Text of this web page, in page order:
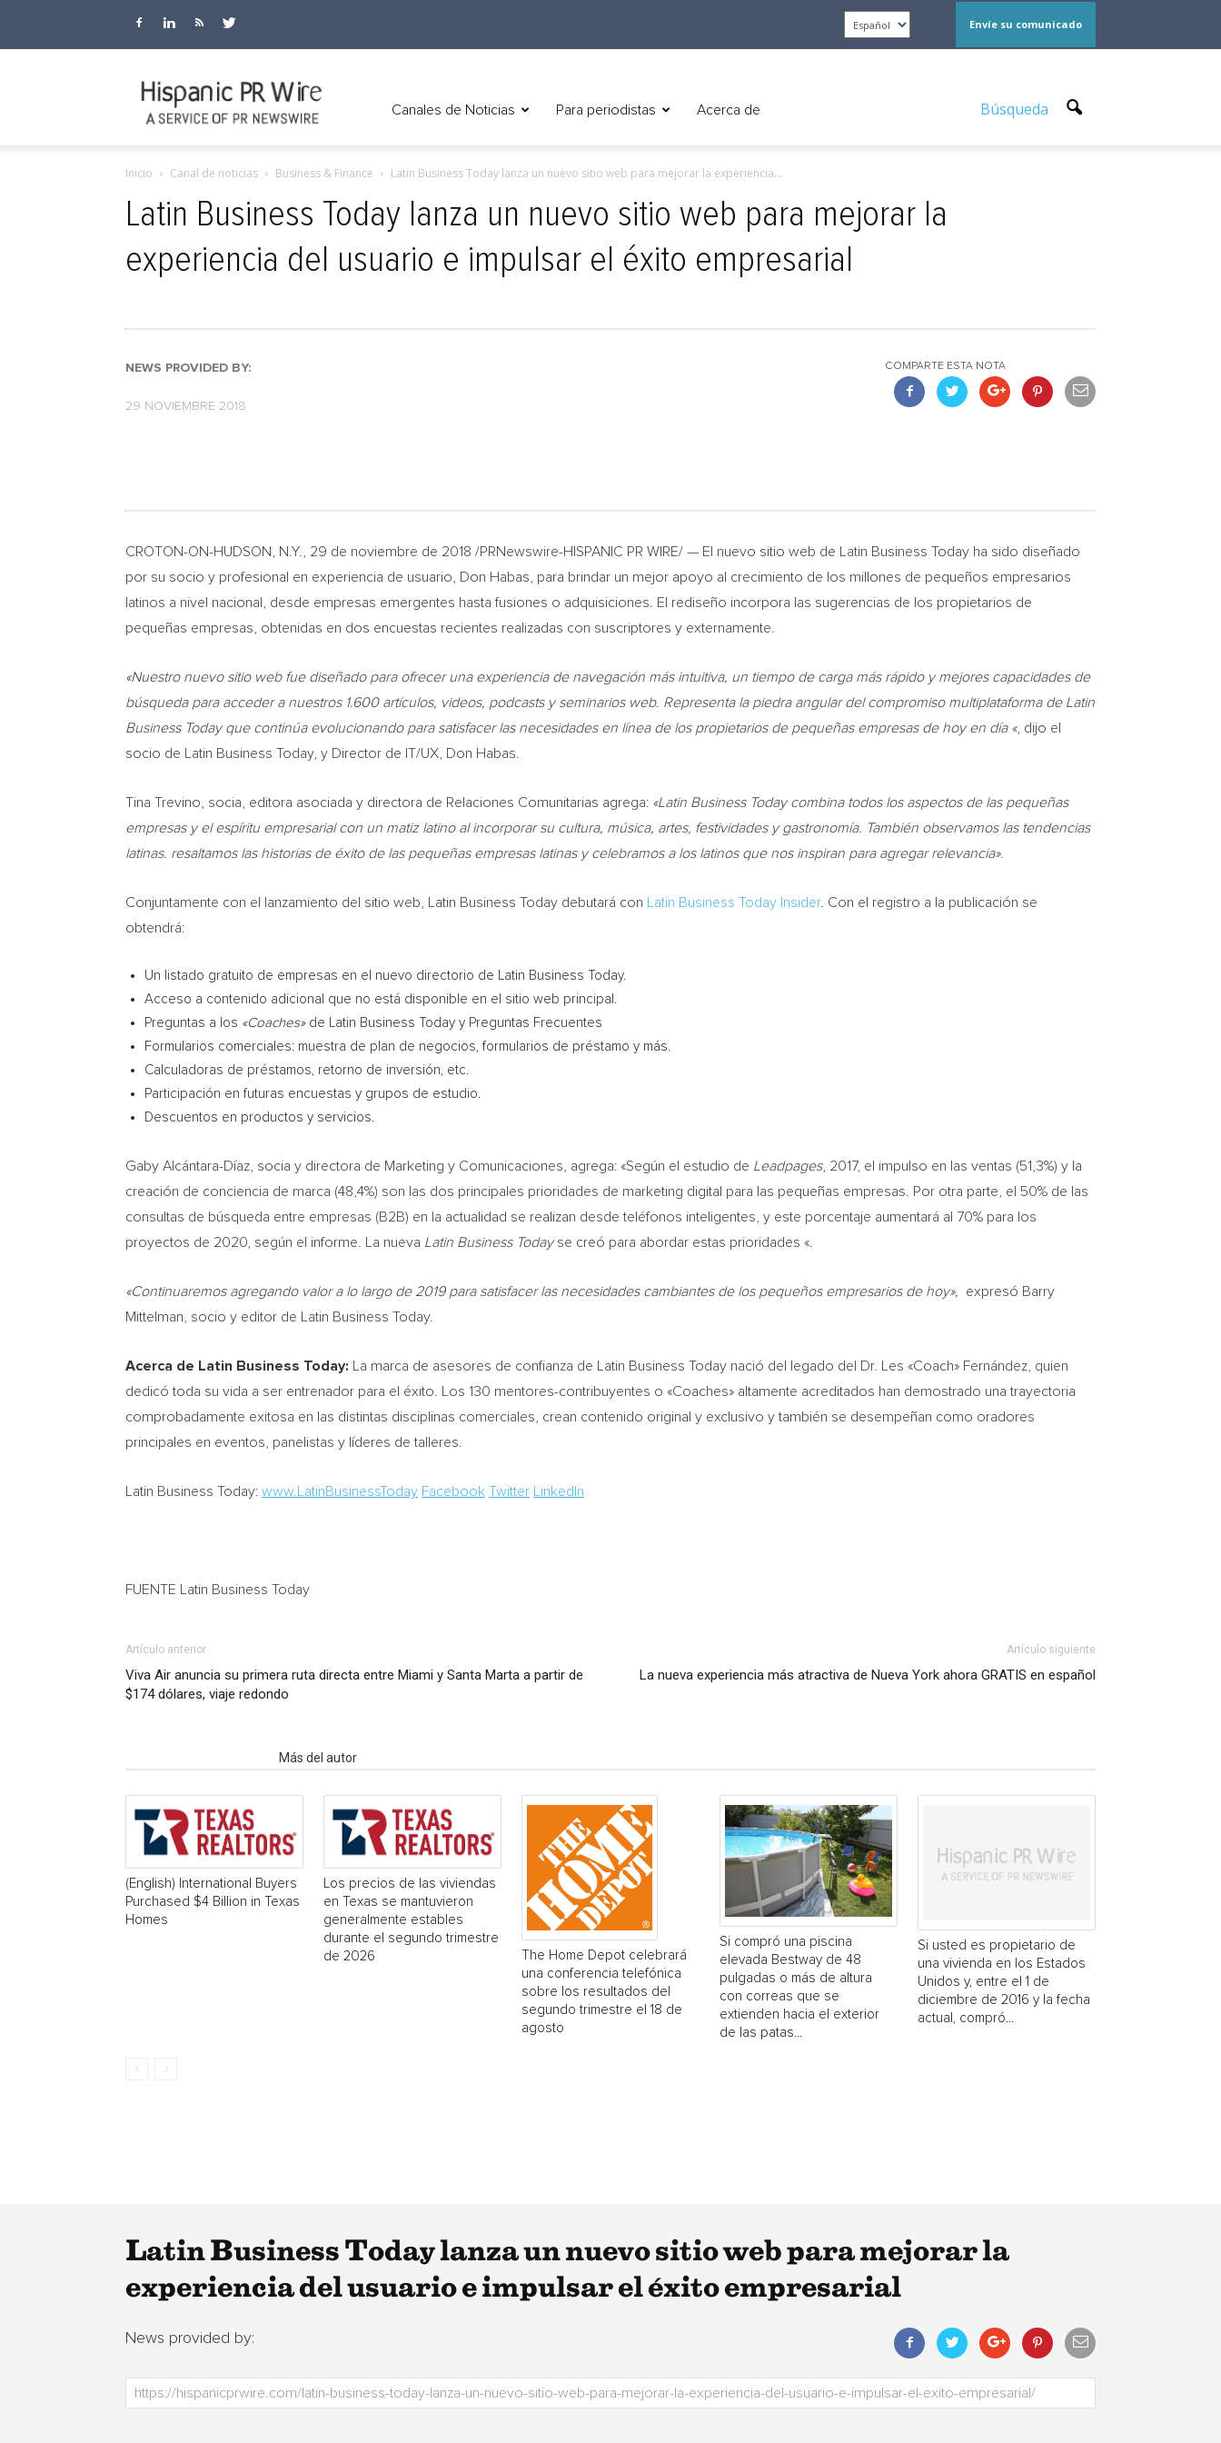
Envíe su comunicado
Canales de Noticias Para periodistas Acerca de Búsqueda
Inicio Canal de noticias Business & Finance Latin Business Today lanza un nuevo sitio web para mejorar la experiencia...
Latin Business Today lanza un nuevo sitio web para mejorar la
experiencia del usuario e impulsar el éxito empresarial
NEWS PROVIDED BY:
29 NOVIEMBRE 2018
COMPARTE ESTA NOTA
CROTON-ON-HUDSON, N.Y.
, 29 de noviembre de 2018 /PRNewswire-HISPANIC PR WIRE/ — El nuevo sitio web de Latin Business Today ha sido diseñado
por su socio y profesional en experiencia de usuario,
Don Habas , para brindar un mejor apoyo al crecimiento de los millones de pequeños empresarios
latinos a nivel nacional, desde empresas emergentes hasta fusiones o adquisiciones. El rediseño incorpora las sugerencias de los propietarios de
pequeñas empresas, obtenidas en dos encuestas recientes realizadas con suscriptores y externamente.
«Nuestro nuevo sitio web fue diseñado para ofrecer una experiencia de navegación más intuitiva, un tiempo de carga más rápido y mejores capacidades de
búsqueda para acceder a nuestros 1.600 artículos, videos, podcasts y seminarios web. Representa la piedra angular del compromiso multiplataforma de Latin
Business Today que continúa evolucionando para satisfacer las necesidades en línea de los propietarios de pequeñas empresas de hoy en día «, dijo el
socio de Latin Business Today, y Director de IT/UX,
Don Habas
Tina Trevino , socia, editora asociada y directora de Relaciones Comunitarias agrega: «Latin Business Today combina todos los aspectos de las pequeñas
empresas y el espíritu empresarial con un matiz latino al incorporar su cultura, música, artes, festividades y gastronomía. También observamos las tendencias
latinas. resaltamos las historias de éxito de las pequeñas empresas latinas y celebramos a los latinos que nos inspiran para agregar relevancia».
Conjuntamente con el lanzamiento del sitio web, Latin Business Today debutará con Latin Business Today Insider. Con el registro a la publicación se
obtendrá:
Un listado gratuito de empresas en el nuevo directorio de Latin Business Today.
Acceso a contenido adicional que no está disponible en el sitio web principal.
Preguntas a los «Coaches» de Latin Business Today y Preguntas Frecuentes
Formularios comerciales: muestra de plan de negocios, formularios de préstamo y más.
Calculadoras de préstamos, retorno de inversión, etc.
Participación en futuras encuestas y grupos de estudio.
Descuentos en productos y servicios.
Gaby Alcántara-Díaz, socia y directora de Marketing y Comunicaciones, agrega: «Según el estudio de Leadpages, 2017, el impulso en las ventas (51,3%) y la
creación de conciencia de marca (48,4%) son las dos principales prioridades de marketing digital para las pequeñas empresas. Por otra parte, el 50% de las
consultas de búsqueda entre empresas (B2B) en la actualidad se realizan desde teléfonos inteligentes, y este porcentaje aumentará al 70% para los
proyectos de 2020, según el informe. La nueva Latin Business Todayse creó para abordar estas prioridades «.
«Continuaremos agregando valor a lo largo de 2019 para satisfacer las necesidades cambiantes de los pequeños empresarios de hoy», expresó Barry
Mittelman , socio y editor de Latin Business Today.
Acerca de Latin Business Today: La marca de asesores de confianza de Latin Business Today nació del legado del Dr. Les «Coach» Fernández, quien
dedicó toda su vida a ser entrenador para el éxito. Los 130 mentores-contribuyentes o «Coaches» altamente acreditados han demostrado una trayectoria
comprobadamente exitosa en las distintas disciplinas comerciales, crean contenido original y exclusivo y también se desempeñan como oradores
principales en eventos, panelistas y líderes de talleres.
Latin Business Today: www.LatinBusinessToday Facebook Twitter LinkedIn
FUENTE Latin Business Today
Artículo anterior
Viva Air anuncia su primera ruta directa entre Miami y Santa Marta a partir de
$174 dólares, viaje redondo
Artículo siguiente
La nueva experiencia más atractiva de Nueva York ahora GRATIS en español
Más del autor
(English) International Buyers
Purchased $4 Billion in Texas
Homes
Los precios de las viviendas
en Texas se mantuvieron
generalmente estables
durante el segundo trimestre
de 2026
The Home Depot celebrará
una conferencia telefónica
sobre los resultados del
segundo trimestre el 18 de
agosto
Si compró una piscina
elevada Bestway de 48
pulgadas o más de altura
con correas que se
extienden hacia el exterior
de las patas...
Si usted es propietario de
una vivienda en los Estados
Unidos y, entre el 1 de
diciembre de 2016 y la fecha
actual, compró...
Latin Business Today lanza un nuevo sitio web para mejorar la
experiencia del usuario e impulsar el éxito empresarial
News provided by: